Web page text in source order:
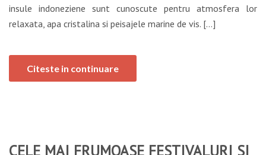
insule indoneziene sunt cunoscute pentru atmosfera lor
relaxata, apa cristalina si peisajele marine de vis. […]
Citeste in continuare
CELE MAI FRUMOASE FESTIVALURI SI